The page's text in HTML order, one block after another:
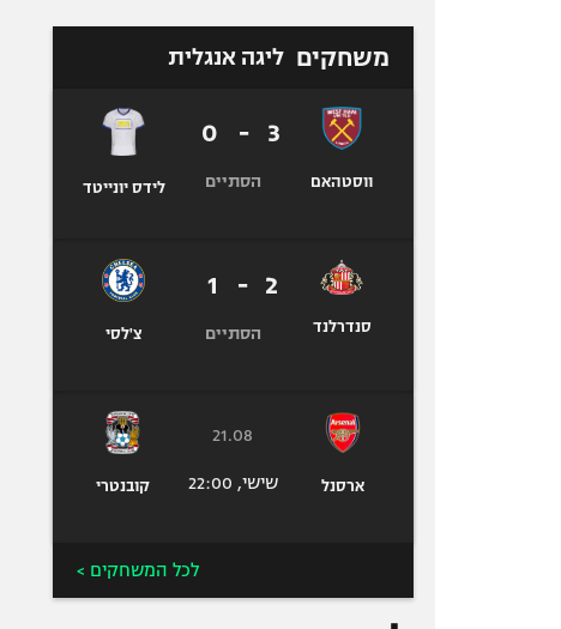
משחקים ליגה אנגלית
ווסטהאם
3
-
0
הסתיים לידס יונייטד
סנדרלנד
2
-
1
הסתיים צ'לסי
ארסנל
21.08
שישי, 22:00 קובנטרי
לכל המשחקים >